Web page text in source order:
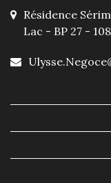
Résidence
Lac - BP 27 -